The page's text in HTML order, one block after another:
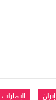
إيران الإمارات